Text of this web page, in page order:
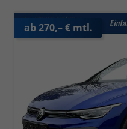
ab 270,– € mtl.